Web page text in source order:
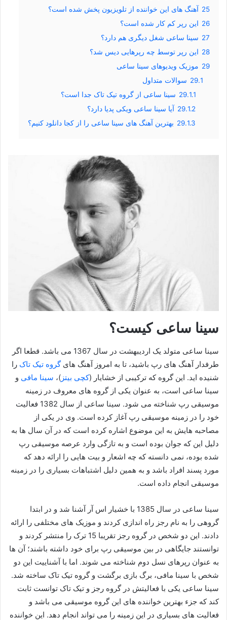
25 آهنگ های این خواننده از تلویزیون پخش شده است؟
26 این رپر کم کار شده است؟
27 سینا ساعی شغل دیگری هم دارد؟
28 این رپر توسط چه رپرهایی دیس شد؟
29 موزیک ویدیوهای سینا ساعی
29.1 سوالات متداول
29.1.1 سینا ساعی از گروه تیک تاک جدا است؟
29.1.2 آیا سینا ساعی ویکی پدیا دارد؟
29.1.3 بهترین آهنگ های سینا ساعی را از کجا دانلود کنیم؟
سینا ساعی کیست؟
سینا ساعی متولد یک اردیبهشت در سال 1367 می باشد. قطعا اگر
طرفدار آهنگ های رپ باشید، تا به امروز آهنگ هایگروه تیک تاک را
شنیده اید. این گروه که ترکیبی از خشایار (کچی بیتز )، سینا مافی و
سینا ساعی است، به عنوان یکی از گروه های معروف در زمینه
موسیقی رپ شناخته می شود. سینا ساعی از سال 1382 فعالیت
خود را در زمینه موسیقی رپ آغاز کرده است. وی در یکی از
مصاحبه هایش به این موضوع اشاره کرده است که در آن سال ها به
دلیل این که جوان بوده است و به تازگی وارد عرصه موسیقی رپ
شده بوده، نمی دانسته که چه اشعار و بیت هایی را ارائه دهد که
مورد پسند افراد باشد و به همین دلیل اشتباهات بسیاری را در زمینه
موسیقی انجام داده است.
سینا ساعی در سال 1385 با خشیار اس آر آشنا شد و در ابتدا
گروهی را به نام رجز راه اندازی کردند و موزیک های مختلفی را ارائه
دادند. این دو شخص در گروه رجز تقریبا 15 ترک را منتشر کردند و
توانستند جایگاهی در بین موسیقی رپ برای خود داشته باشند؛ آن ها
به عنوان رپرهای نسل دوم شناخته می شوند. اما با آشناییت این دو
شخص با سینا مافی، برگ بازی برگشت و گروه تیک تاک ساخته شد.
سینا ساعی یکی با فعالیتش در گروه رجز و تیک تاک توانست ثابت
کند که جزء بهترین خواننده های این گروه موسیقی می باشد و
فعالیت های بسیاری در این زمینه را می تواند انجام دهد. این خواننده